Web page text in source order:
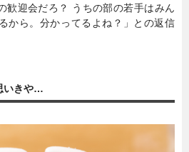
歓迎会だろ？ うちの部の若手はみん
から。分かってるよね？」との返信
いきや…